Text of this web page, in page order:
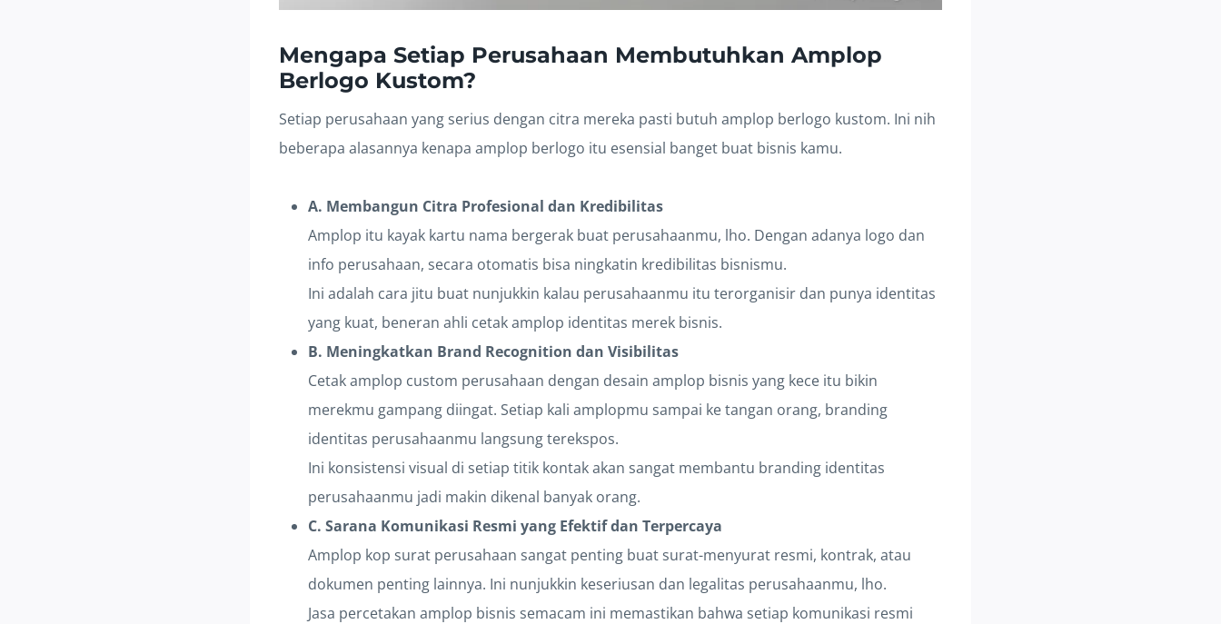
Mengapa Setiap Perusahaan Membutuhkan Amplop
Berlogo Kustom?
Setiap perusahaan yang serius dengan citra mereka pasti butuh amplop berlogo kustom. Ini nih
beberapa alasannya kenapa amplop berlogo itu esensial banget buat bisnis kamu.
A. Membangun Citra Profesional dan Kredibilitas
Amplop itu kayak kartu nama bergerak buat perusahaanmu, lho. Dengan adanya logo dan
info perusahaan, secara otomatis bisa ningkatin kredibilitas bisnismu.
Ini adalah cara jitu buat nunjukkin kalau perusahaanmu itu terorganisir dan punya identitas
yang kuat, beneran ahli cetak amplop identitas merek bisnis.
B. Meningkatkan Brand Recognition dan Visibilitas
Cetak amplop custom perusahaan dengan desain amplop bisnis yang kece itu bikin
merekmu gampang diingat. Setiap kali amplopmu sampai ke tangan orang, branding
identitas perusahaanmu langsung terekspos.
Ini konsistensi visual di setiap titik kontak akan sangat membantu branding identitas
perusahaanmu jadi makin dikenal banyak orang.
C. Sarana Komunikasi Resmi yang Efektif dan Terpercaya
Amplop kop surat perusahaan sangat penting buat surat-menyurat resmi, kontrak, atau
dokumen penting lainnya. Ini nunjukkin keseriusan dan legalitas perusahaanmu, lho.
Jasa percetakan amplop bisnis semacam ini memastikan bahwa setiap komunikasi resmi